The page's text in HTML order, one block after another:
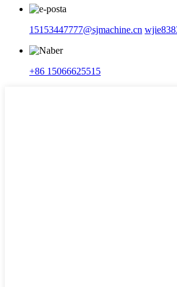
15153447777@sjmachine.cn
+86 15066625515